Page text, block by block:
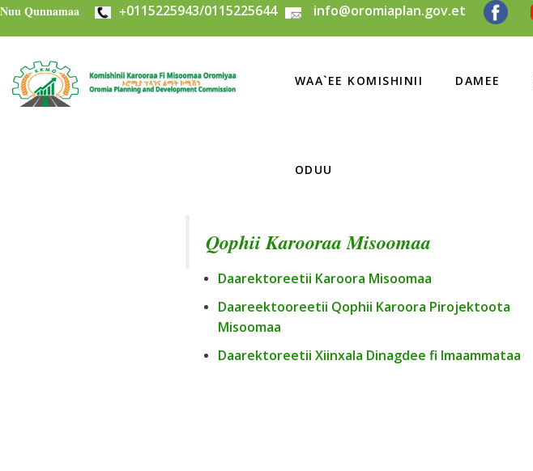
Skip to main content
Nuu Qunnamaa +0115225943/0115225644 info@oromiaplan.gov.et
WAA`EE KOMISHINII DAMEE
ODUU
Qophii Karooraa Misoomaa
Daarektoreetii Karoora Misoomaa
Daareektooreetii Qophii Karoora Pirojektoota
Misoomaa
Daarektoreetii Xiinxala Dinagdee fi Imaammataa